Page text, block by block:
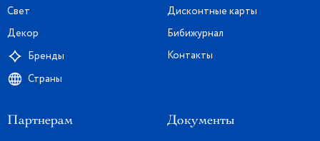
Свет
Декор
Бренды
Страны
Дисконтные карты
Бибижурнал
Контакты
Партнерам Документы